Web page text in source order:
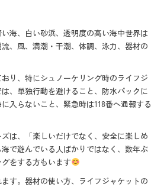
海、白い砂浜、透明度の高い海中世界は
、風、満潮・干潮、体調、泳力、器材の
り、特にシュノーケリング時のライフジ
、単独行動を避けること、防水パックに
入らないこと、緊急時は118番へ通報する
は、「楽しいだけでなく、安全に楽しめ
で遊んでいる人ばかりではなく、数年ぶ
をする方もいます
す。器材の使い方、ライフジャケットの